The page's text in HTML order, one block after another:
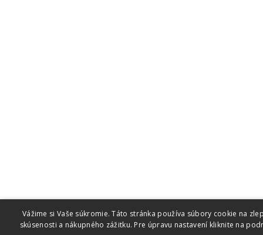
Vážime si Vaše súkromie. Táto stránka používa súbory cookie na
skúsenosti a nákupného zážitku. Pre úpravu nastavení kliknite na